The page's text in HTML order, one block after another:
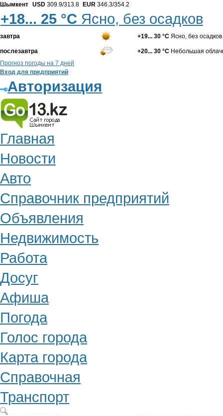
Шымкент USD 309.9/313.8 EUR 346.3/354.2
+18... 25 °С Ясно, без осадков
завтра +19... 30 °С Ясно, без осадков
послезавтра +20... 30 °С Небольшая
Прогноз погоды на 7 дней
Вход для предприятий
Авторизация
Главная
Новости
Авто
Справочник предприятий
Объявления
Недвижимость
Работа
Досуг
Афиша
Погода
Голос города
Карта города
Справочная
Транспорт